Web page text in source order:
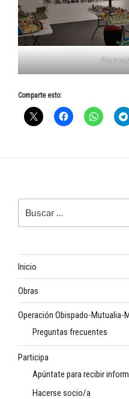
Comparte esto:
Inicio
Obras
Operación Obispado-Mutualia-
Preguntas frecuentes
Participa
Apúntate para recibir
Hacerse socio/a